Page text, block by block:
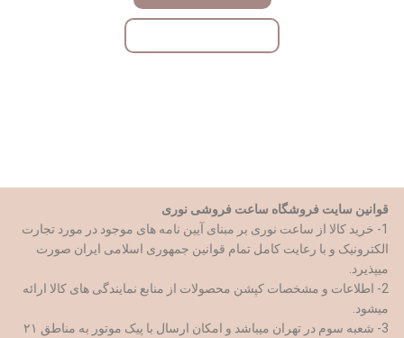
قوانین سایت فروشگاه ساعت فروشی نوری
1- خرید کالا از ساعت نوری بر مبنای آیین نامه های موجود در مورد تجارت
الکترونیک و با رعایت کامل تمام قوانین جمهوری اسلامی ایران صورت
میپذیرد.
2- اطلاعات و مشخصات کپشن محصولات از منابع نمایندگی های کالا ارائه
میشود.
3- شعبه سوم در تهران میباشد و امکان ارسال با پیک موتور به مناطق ۲۱